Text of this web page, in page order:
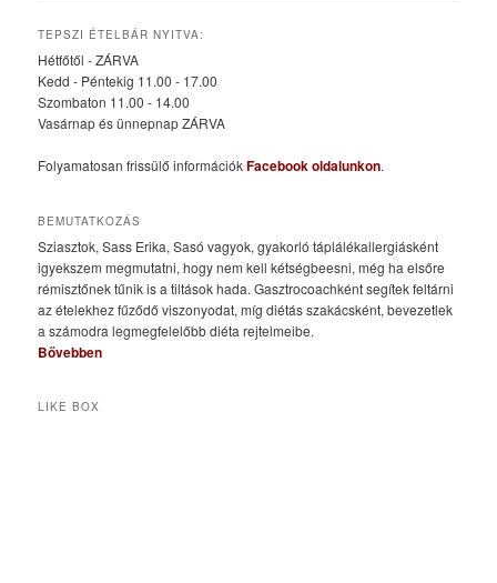
TEPSZI ÉTELBÁR NYITVA:
Hétfőtől - ZÁRVA
Kedd - Péntekig 11.00 - 17.00
Szombaton 11.00 - 14.00
Vasárnap és ünnepnap ZÁRVA
Folyamatosan frissülő információkFacebook oldalunkon.
BEMUTATKOZÁS
Sziasztok, Sass Erika, Sasó vagyok, gyakorló táplálékallergiásként
igyekszem megmutatni, hogy nem kell kétségbeesni, még ha elsőre
rémisztőnek tűnik is a tiltások hada. Gasztrocoachként segítek feltárni
az ételekhez fűződő viszonyodat, míg diétás szakácsként, bevezetlek
a számodra legmegfelelőbb diéta rejtelmeibe.
Bővebben
LIKE BOX